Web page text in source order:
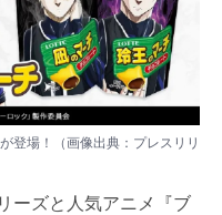
登場！（画像出典：プレスリリ
ーズと人気アニメ『ブ